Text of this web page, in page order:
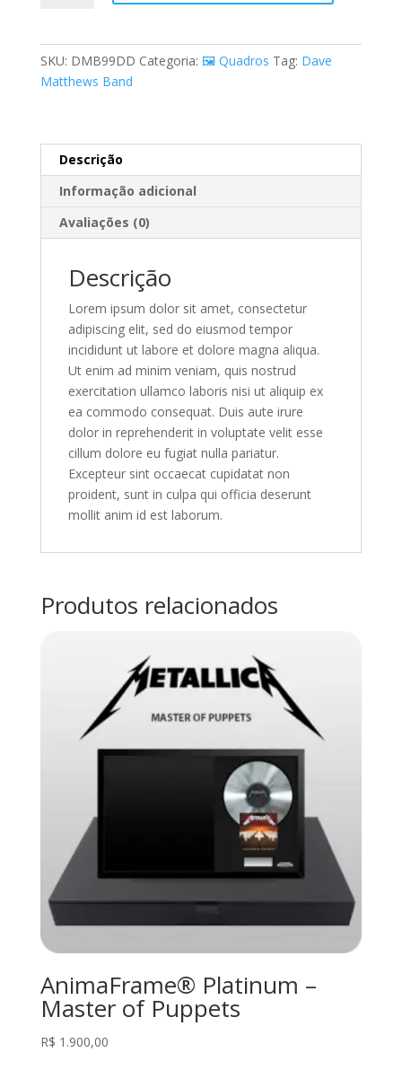
Band
SKU: DMB99DD Categoria: 🖼️ Quadros Tag: Dave
Matthews Band
Descrição
Informação adicional
Avaliações (0)
Descrição
Lorem ipsum dolor sit amet, consectetur
adipiscing elit, sed do eiusmod tempor
incididunt ut labore et dolore magna aliqua.
Ut enim ad minim veniam, quis nostrud
exercitation ullamco laboris nisi ut aliquip ex
ea commodo consequat. Duis aute irure
dolor in reprehenderit in voluptate velit esse
cillum dolore eu fugiat nulla pariatur.
Excepteur sint occaecat cupidatat non
proident, sunt in culpa qui officia deserunt
mollit anim id est laborum.
Produtos relacionados
AnimaFrame® Platinum –
Master of Puppets
R$ 1.900,00